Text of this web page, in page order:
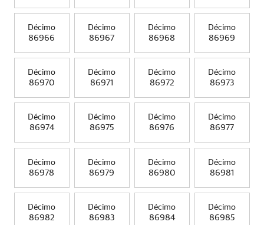
Décimo
86966
Décimo
86967
Décimo
86968
Décimo
86969
Décimo
86970
Décimo
86971
Décimo
86972
Décimo
86973
Décimo
86974
Décimo
86975
Décimo
86976
Décimo
86977
Décimo
86978
Décimo
86979
Décimo
86980
Décimo
86981
Décimo
86982
Décimo
86983
Décimo
86984
Décimo
86985